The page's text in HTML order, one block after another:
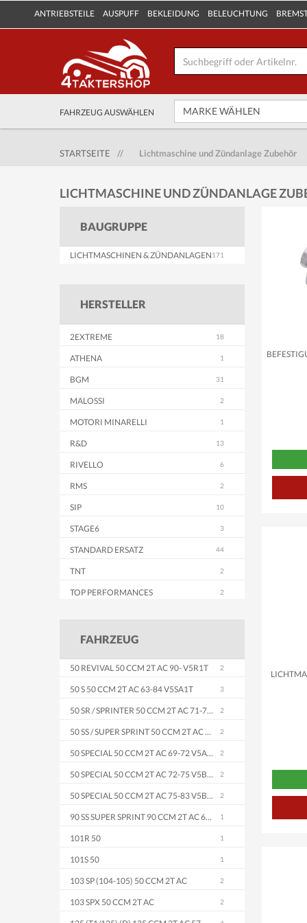
ANTRIEBSTEILE AUSPUFF BEKLEIDUNG BELEUCHTUNG
FAHRZEUG AUSWÄHLEN
STARTSEITE
// Lichtmaschine und Zündanlage Zubehör
LICHTMASCHINE UND ZÜNDANLAGE
BAUGRUPPE
LICHTMASCHINEN & ZÜNDANLAGEN
HERSTELLER
2EXTREME
ATHENA
BGM
MALOSSI
MOTORI MINARELLI
R&D
RIVELLO
RMS
SIP
STAGE6
STANDARD ERSATZ
TNT
TOP PERFORMANCES
FAHRZEUG
50 REVIVAL 50 CCM 2T AC 90- V5R1T
50 S 50 CCM 2T AC 63-84 V5SA1T
50 SR / SPRINTER 50 CCM 2T AC 71-79 V5SS2T
50 SS / SUPER SPRINT 50 CCM 2T AC 65-71 V5SS1T
50 SPECIAL 50 CCM 2T AC 69-72 V5A2T
50 SPECIAL 50 CCM 2T AC 72-75 V5B1T
50 SPECIAL 50 CCM 2T AC 75-83 V5B3T
90 SS SUPER SPRINT 90 CCM 2T AC 65-71 V9SS1T
101R 50
101S 50
103 SP (104-105) 50 CCM 2T AC
103 SPX 50 CCM 2T AC